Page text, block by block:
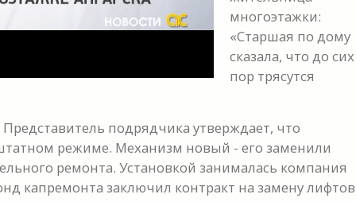
многоэтажки:
«Старшая по дому
сказала, что до сих
пор трясутся
подрядчика утверждает, что
режиме. Механизм новый - его заменили
ремонта. Установкой занималась компания
капремонта заключил контракт на замену лифтов